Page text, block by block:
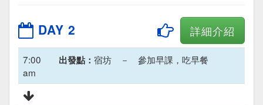
DAY 2 詳細介紹
7:00
am
出發點： 宿坊 － 參加早課，吃早餐